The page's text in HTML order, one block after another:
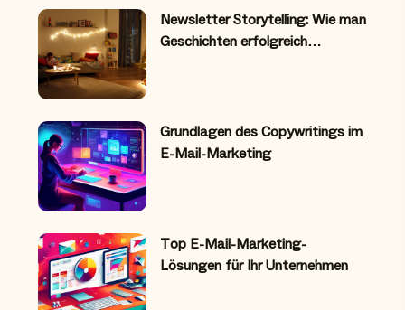
Newsletter Storytelling: Wie man
Geschichten erfolgreich…
Grundlagen des Copywritings im
E-Mail-Marketing
Top E-Mail-Marketing-
Lösungen für Ihr Unternehmen